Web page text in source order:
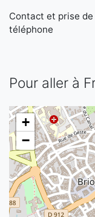
Contact et prise
téléphone
Pour aller à
+
−